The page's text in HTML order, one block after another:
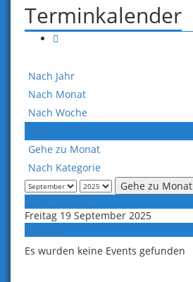
Terminkalender
Nach Jahr
Nach Monat
Nach Woche
Gehe zu Monat
Nach Kategorie
Gehe zu Monat
Freitag 19 September 2025
Es wurden keine Events gefunden